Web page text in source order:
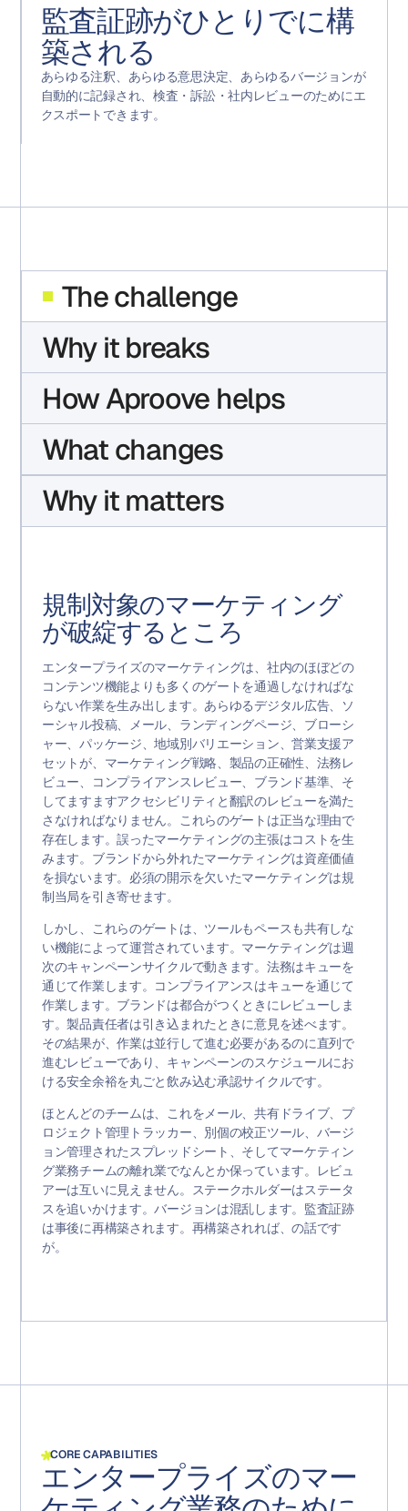
監査証跡がひとりでに構
築される
あらゆる注釈、あらゆる意思決定、あらゆるバージョンが
自動的に記録され、検査・訴訟・社内レビューのためにエ
クスポートできます。
The challenge
Why it breaks
How Aproove helps
What changes
Why it matters
規制対象のマーケティング
が破綻するところ
エンタープライズのマーケティングは、社内のほぼどの
コンテンツ機能よりも多くのゲートを通過しなければな
らない作業を生み出します。あらゆるデジタル広告、ソ
ーシャル投稿、メール、ランディングページ、ブローシ
ャー、パッケージ、地域別バリエーション、営業支援ア
セットが、マーケティング戦略、製品の正確性、法務レ
ビュー、コンプライアンスレビュー、ブランド基準、そ
してますますアクセシビリティと翻訳のレビューを満た
さなければなりません。これらのゲートは正当な理由で
存在します。誤ったマーケティングの主張はコストを生
みます。ブランドから外れたマーケティングは資産価値
を損ないます。必須の開示を欠いたマーケティングは規
制当局を引き寄せます。
しかし、これらのゲートは、ツールもペースも共有しな
い機能によって運営されています。マーケティングは週
次のキャンペーンサイクルで動きます。法務はキューを
通じて作業します。コンプライアンスはキューを通じて
作業します。ブランドは都合がつくときにレビューしま
す。製品責任者は引き込まれたときに意見を述べます。
その結果が、作業は並行して進む必要があるのに直列で
進むレビューであり、キャンペーンのスケジュールにお
ける安全余裕を丸ごと飲み込む承認サイクルです。
ほとんどのチームは、これをメール、共有ドライブ、プ
ロジェクト管理トラッカー、別個の校正ツール、バージ
ョン管理されたスプレッドシート、そしてマーケティン
グ業務チームの離れ業でなんとか保っています。レビュ
アーは互いに見えません。ステークホルダーはステータ
スを追いかけます。バージョンは混乱します。監査証跡
は事後に再構築されます。再構築されれば、の話です
が。
CORE CAPABILITIES
エンタープライズのマー